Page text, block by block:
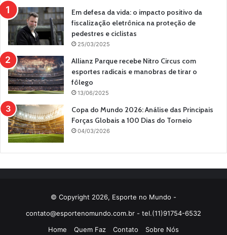
Em defesa da vida: o impacto positivo da
fiscalização eletrônica na proteção de
pedestres e ciclistas
25/03/2025
Allianz Parque recebe Nitro Circus com
esportes radicais e manobras de tirar o
fôlego
13/06/2025
Copa do Mundo 2026: Análise das Principais
Forças Globais a 100 Dias do Torneio
04/03/2026
© Copyright 2026, Esporte no Mundo -
contato@esportenomundo.com.br - tel.(11)91754-6532
Home
Quem Faz Contato Sobre Nós